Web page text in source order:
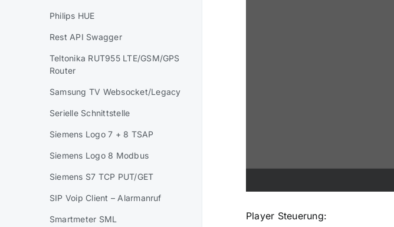
Philips HUE
Rest API Swagger
Teltonika RUT955 LTE/GSM/GPS
Router
Samsung TV Websocket/Legacy
Serielle Schnittstelle
Siemens Logo 7 + 8 TSAP
Siemens Logo 8 Modbus
Siemens S7 TCP PUT/GET
SIP Voip Client – Alarmanruf
Smartmeter SML Player Steuerung: